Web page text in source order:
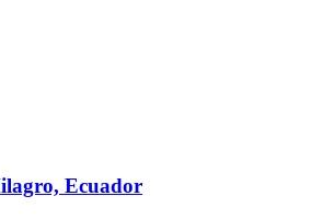
Ecuador